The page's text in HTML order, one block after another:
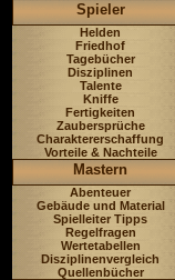
Spieler
Helden
Friedhof
Tagebücher
Disziplinen
Talente
Kniffe
Fertigkeiten
Zaubersprüche
Charaktererschaffung
Vorteile & Nachteile
Mastern
Abenteuer
Gebäude und Material
Spielleiter Tipps
Regelfragen
Wertetabellen
Disziplinenvergleich
Quellenbücher